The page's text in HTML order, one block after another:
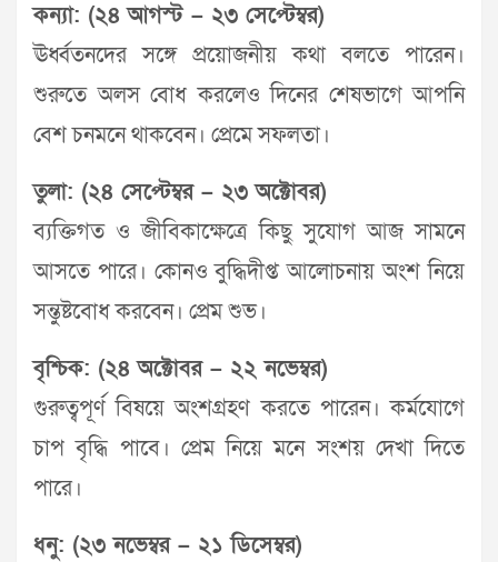
কন্যা: (২৪ আগস্ট – ২৩ সেপ্টেম্বর)
ঊর্ধ্বতনদের সঙ্গে প্রয়োজনীয় কথা বলতে পারেন।
শুরুতে অলস বোধ করলেও দিনের শেষভাগে আপনি
বেশ চনমনে থাকবেন। প্রেমে সফলতা।
তুলা: (২৪ সেপ্টেম্বর – ২৩ অক্টোবর)
ব্যক্তিগত ও জীবিকাক্ষেত্রে কিছু সুযোগ আজ সামনে
আসতে পারে। কোনও বুদ্ধিদীপ্ত আলোচনায় অংশ নিয়ে
সন্তুষ্টবোধ করবেন। প্রেম শুভ।
বৃশ্চিক: (২৪ অক্টোবর – ২২ নভেম্বর)
গুরুত্বপূর্ণ বিষয়ে অংশগ্রহণ করতে পারেন। কর্মযোগে
চাপ বৃদ্ধি পাবে। প্রেম নিয়ে মনে সংশয় দেখা দিতে
পারে।
ধনু: (২৩ নভেম্বর – ২১ ডিসেম্বর)